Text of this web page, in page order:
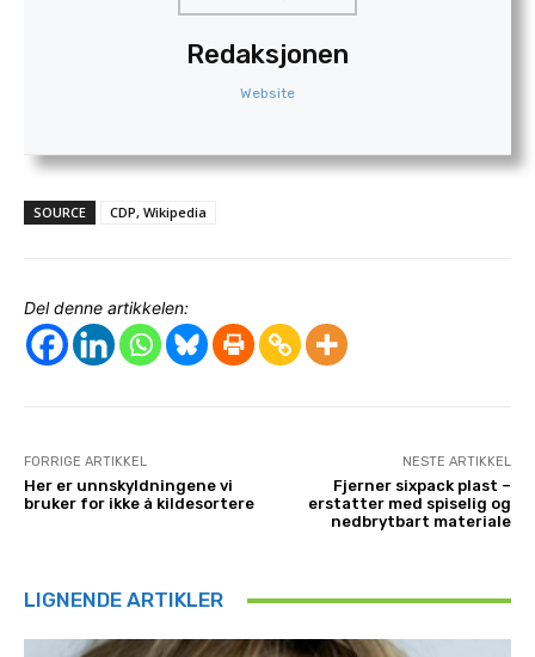
Redaksjonen
Website
SOURCE CDP, Wikipedia
Del denne artikkelen:
FORRIGE ARTIKKEL
Her er unnskyldningene vi
bruker for ikke å kildesortere
NESTE ARTIKKEL
Fjerner sixpack plast –
erstatter med spiselig og
nedbrytbart materiale
LIGNENDE ARTIKLER